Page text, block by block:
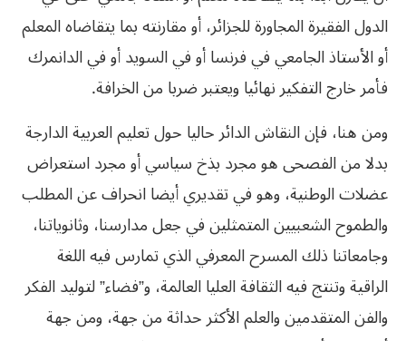
‬الدول الفقيرة المجاورة للجزائر،‮ ‬أو مقارنته بما‮ ‬يتقاضاه المعلم
أو الأستاذ الجامعي‮ ‬في‮ ‬فرنسا أو في‮ ‬السويد أو في‮ ‬الدانمرك
فأمر خارج التفكير نهائيا ويعتبر ضربا من الخرافة‮. ‬
ومن هنا،‮ ‬فإن النقاش الدائر حاليا حول تعليم العربية الدارجة
بدلا من الفصحى هو مجرد بذخ سياسي‮ ‬أو مجرد استعراض
عضلات الوطنية،‮ ‬وهو في‮ ‬تقديري‮ ‬أيضا انحراف عن المطلب
والطموح الشعبيين المتمثلين في‮ ‬جعل مدارسنا،‮ ‬وثانوياتنا،‮
‬وجامعاتنا ذلك المسرح المعرفي‮ ‬الذي‮ ‬تمارس فيه اللغة
الراقية وتنتج فيه الثقافة العليا العالمة،‮ ‬و”فضاء‮” ‬لتوليد الفكر
والفن المتقدمين والعلم الأكثر حداثة من جهة،‮ ‬ومن جهة